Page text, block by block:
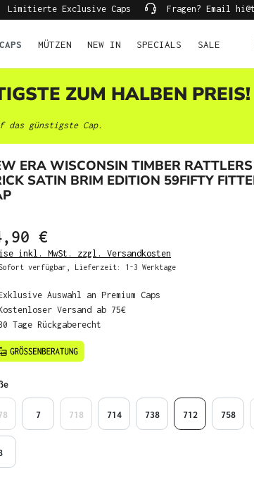
Limitierte Exclusive Caps Fragen? Email
CAPS MÜTZEN NEW IN SPECIALS SALE
ZUM HALBEN PREIS!
das günstigste Cap.
ERA WISCONSIN TIMBER RATTLERS
SATIN BRIM EDITION 59FIFTY
€
inkl. MwSt. zzgl. Versandkosten
verfügbar, Lieferzeit: 1-3 Werktage
Auswahl an Premium Caps
Versand ab 75€
Tage Rückgaberecht
auswählen
7 718 714 738 712 758